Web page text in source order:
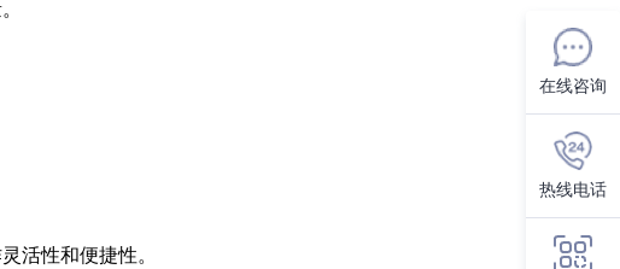
活性和便捷性。
在线咨询
热线电话